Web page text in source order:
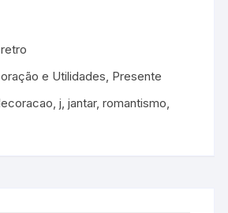
e Utilidades, Presente
,j,jantar,romantismo,